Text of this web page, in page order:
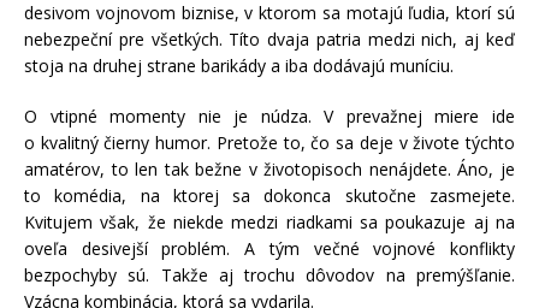
desivom vojnovom biznise, v ktorom sa motajú ľudia, ktorí sú
nebezpeční pre všetkých. Títo dvaja patria medzi nich, aj keď
stoja na druhej strane barikády a iba dodávajú muníciu.
O vtipné momenty nie je núdza. V prevažnej miere ide
o kvalitný čierny humor. Pretože to, čo sa deje v živote týchto
amatérov, to len tak bežne v životopisoch nenájdete. Áno, je
to komédia, na ktorej sa dokonca skutočne zasmejete.
Kvitujem však, že niekde medzi riadkami sa poukazuje aj na
oveľa desivejší problém. A tým večné vojnové konflikty
bezpochyby sú. Takže aj trochu dôvodov na premýšľanie.
Vzácna kombinácia, ktorá sa vydarila.